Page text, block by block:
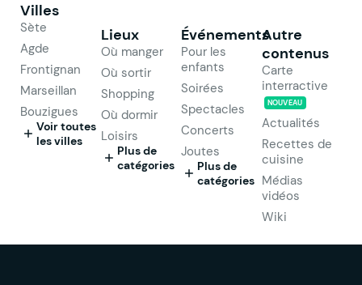
Villes
Sète
Agde
Frontignan
Marseillan
Bouzigues
Voir toutes
les villes
Lieux
Où manger
Où sortir
Shopping
Où dormir
Loisirs
Plus de
catégories
Événements
Pour les
enfants
Soirées
Spectacles
Concerts
Joutes
Plus de
catégories
Autre
contenus
Carte
interractive
NOUVEAU
Actualités
Recettes de
cuisine
Médias
vidéos
Wiki